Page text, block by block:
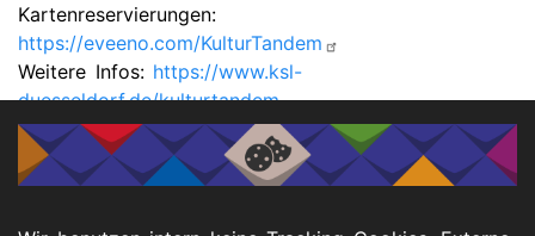
Kartenreservierungen:
https://eveeno.com/KulturTandem
Weitere Infos: https://www.ksl-
duesseldorf.de/kulturtandem